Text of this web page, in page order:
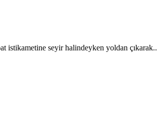
istikametine seyir halindeyken yoldan çıkarak..